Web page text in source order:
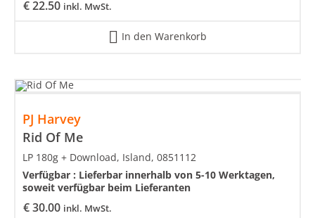
€22.50 inkl. MwSt.
In den Warenkorb
PJ Harvey
Rid Of Me
€30.00 inkl. MwSt.
LP 180g + Download, Island, 0851112
Verfügbar : Lieferbar innerhalb von 5-10 Werktagen,
soweit verfügbar beim Lieferanten